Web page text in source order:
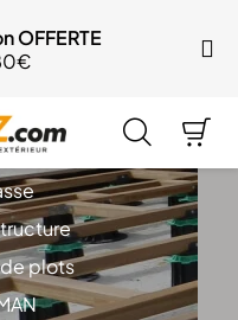
OFFERTE
plots